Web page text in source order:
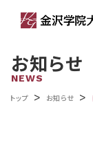
お知らせ
NEWS
トップ > お知らせ >